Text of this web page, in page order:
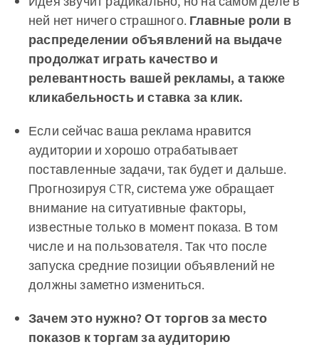
ней нет ничего страшного. Главные роли в
распределении объявлений на выдаче
продолжат играть качество и
релевантность вашей рекламы, а также
кликабельность и ставка за клик.
Если сейчас ваша реклама нравится
аудитории и хорошо отрабатывает
поставленные задачи, так будет и дальше.
Прогнозируя CTR, система уже обращает
внимание на ситуативные факторы,
известные только в момент показа. В том
числе и на пользователя. Так что после
запуска средние позиции объявлений не
должны заметно измениться.
Зачем это нужно? От торгов за место
показов к торгам за аудиторию